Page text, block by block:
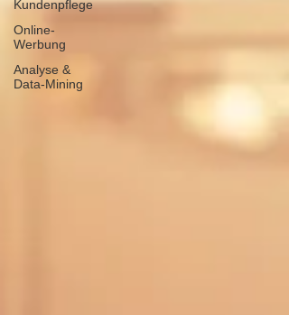
Kundenpflege
Online-
Werbung
Analyse &
Data-Mining